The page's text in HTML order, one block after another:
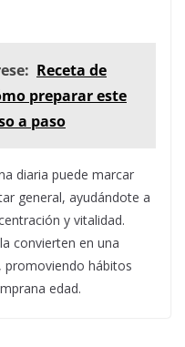
Receta de
preparar este
a paso
diaria puede marcar
general, ayudándote a
y vitalidad.
convierten en una
promoviendo hábitos
edad.